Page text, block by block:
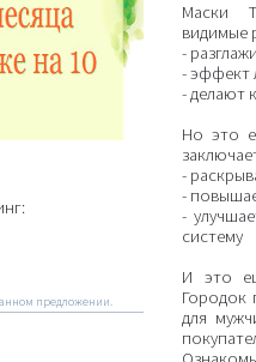
предложении.
Маски
видимые
-
- эффект
- делают
Но это
-
-
-
систему
И это
Городок
для